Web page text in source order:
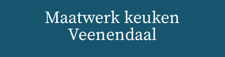
Maatwerk keuken
Veenendaal